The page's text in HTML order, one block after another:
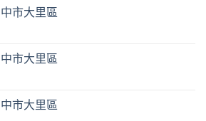
市大里區
市大里區
市大里區